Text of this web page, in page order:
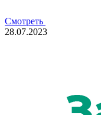
Смотреть
28.07.2023